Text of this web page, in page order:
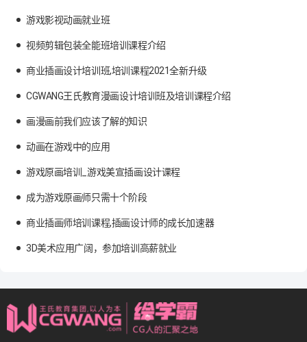
游戏影视动画就业班
视频剪辑包装全能班培训课程介绍
商业插画设计培训班,培训课程2021全新升级
CGWANG王氏教育漫画设计培训班及培训课程介绍
画漫画前我们应该了解的知识
动画在游戏中的应用
游戏原画培训_游戏美宣插画设计课程
成为游戏原画师只需十个阶段
商业插画师培训课程,插画设计师的成长加速器
3D美术应用广阔，参加培训高薪就业